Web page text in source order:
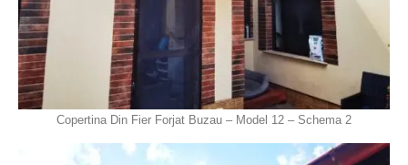
Copertina Din Fier Forjat Buzau – Model 12 – Schema 2